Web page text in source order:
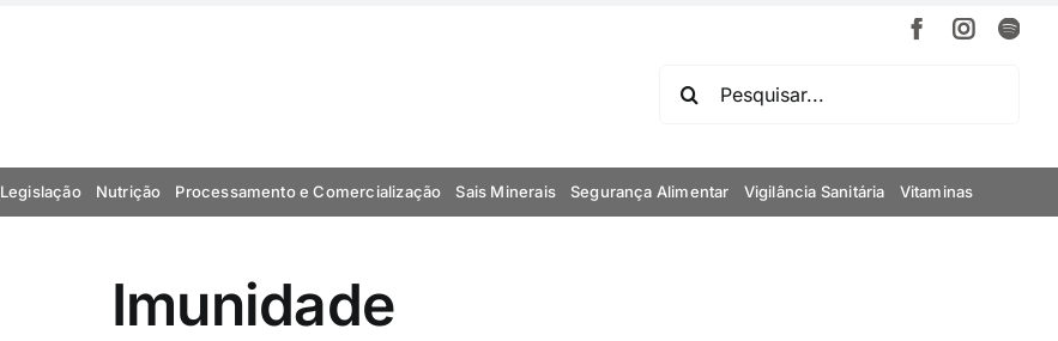
Facebook
resultados
Legislação Nutrição Processamento e Comercialização Sais Minerais Segurança Alimentar Vigilância Sanitária Vitaminas
Imunidade